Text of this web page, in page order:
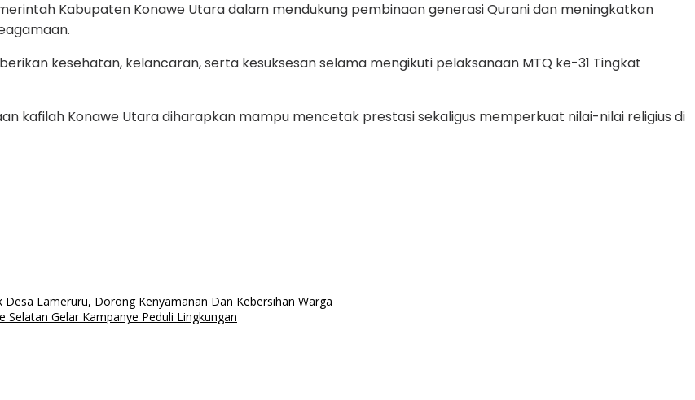
Kabupaten Konawe Utara dalam mendukung pembinaan generasi Qurani dan meningkatkan
kesehatan, kelancaran, serta kesuksesan selama mengikuti pelaksanaan MTQ ke-31 Tingkat
kafilah Konawe Utara diharapkan mampu mencetak prestasi sekaligus memperkuat nilai-nilai religius di
Lameruru, Dorong Kenyamanan Dan Kebersihan Warga
Selatan Gelar Kampanye Peduli Lingkungan